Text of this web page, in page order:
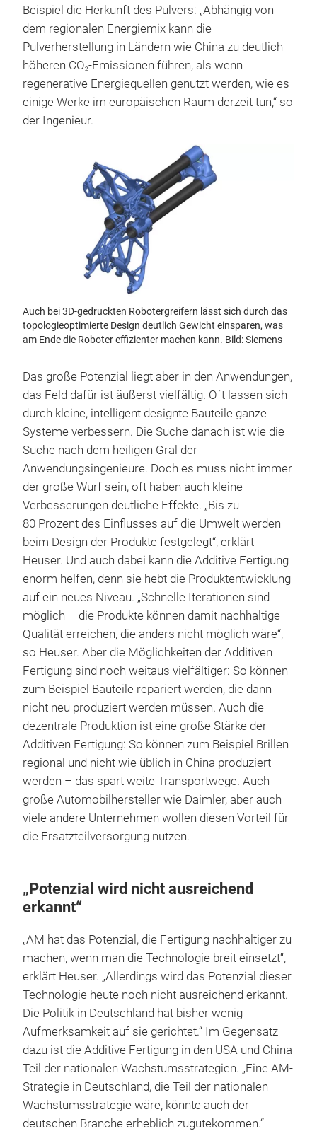
Beispiel die Herkunft des Pulvers: „Abhängig von
dem regionalen Energiemix kann die
Pulverherstellung in Ländern wie China zu deutlich
höheren CO2-Emissionen führen, als wenn
regenerative Energiequellen genutzt werden, wie es
einige Werke im europäischen Raum derzeit tun,“ so
der Ingenieur.
Auch bei 3D-gedruckten Robotergreifern lässt sich durch das
topologieoptimierte Design deutlich Gewicht einsparen, was
am Ende die Roboter effizienter machen kann. Bild: Siemens
Das große Potenzial liegt aber in den Anwendungen,
das Feld dafür ist äußerst vielfältig. Oft lassen sich
durch kleine, intelligent designte Bauteile ganze
Systeme verbessern. Die Suche danach ist wie die
Suche nach dem heiligen Gral der
Anwendungsingenieure. Doch es muss nicht immer
der große Wurf sein, oft haben auch kleine
Verbesserungen deutliche Effekte. „Bis zu
80 Prozent des Einflusses auf die Umwelt werden
beim Design der Produkte festgelegt“, erklärt
Heuser. Und auch dabei kann die Additive Fertigung
enorm helfen, denn sie hebt die Produktentwicklung
auf ein neues Niveau. „Schnelle Iterationen sind
möglich – die Produkte können damit nachhaltige
Qualität erreichen, die anders nicht möglich wäre“,
so Heuser. Aber die Möglichkeiten der Additiven
Fertigung sind noch weitaus vielfältiger: So können
zum Beispiel Bauteile repariert werden, die dann
nicht neu produziert werden müssen. Auch die
dezentrale Produktion ist eine große Stärke der
Additiven Fertigung: So können zum Beispiel Brillen
regional und nicht wie üblich in China produziert
werden – das spart weite Transportwege. Auch
große Automobilhersteller wie Daimler, aber auch
viele andere Unternehmen wollen diesen Vorteil für
die Ersatzteilversorgung nutzen.
„Potenzial wird nicht ausreichend
erkannt“
„AM hat das Potenzial, die Fertigung nachhaltiger zu
machen, wenn man die Technologie breit einsetzt“,
erklärt Heuser. „Allerdings wird das Potenzial dieser
Technologie heute noch nicht ausreichend erkannt.
Die Politik in Deutschland hat bisher wenig
Aufmerksamkeit auf sie gerichtet.“ Im Gegensatz
dazu ist die Additive Fertigung in den USA und China
Teil der nationalen Wachstumsstrategien. „Eine AM-
Strategie in Deutschland, die Teil der nationalen
Wachstumsstrategie wäre, könnte auch der
deutschen Branche erheblich zugutekommen.“